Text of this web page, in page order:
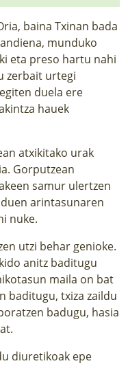
baina Txinan bada
munduko
eta preso hartu nahi
zerbait urtegi
duela ere
hauek
atxikitako urak
Gorputzean
samur ulertzen
arintasunaren
nuke.
utzi behar genioke.
anitz baditugu
maila on bat
baditugu, txiza zaildu
badugu, hasia
diuretikoak epe